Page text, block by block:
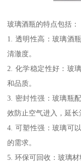
玻璃酒瓶的特点包括：
1. 透明性高：玻璃酒
清澈度。
2. 化学稳定性好：玻
和品质。
3. 密封性强：玻璃瓶
效防止空气进入，延长
4. 可塑性强：玻璃可
的需求。
5. 环保可回收：玻璃